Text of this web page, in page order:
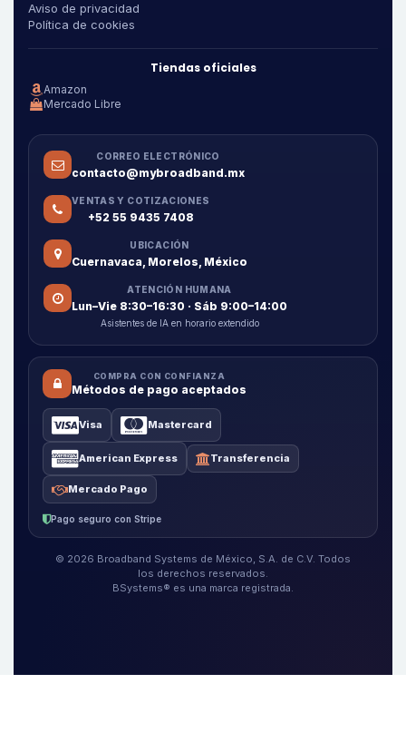
Aviso de privacidad
Política de cookies
Tiendas oficiales
Amazon
Mercado Libre
CORREO ELECTRÓNICO
contacto@mybroadband.mx
VENTAS Y COTIZACIONES
+52 55 9435 7408
UBICACIÓN
Cuernavaca, Morelos, México
ATENCIÓN HUMANA
Lun–Vie 8:30–16:30 · Sáb 9:00–14:00
Asistentes de IA en horario extendido
COMPRA CON CONFIANZA
Métodos de pago aceptados
Visa Mastercard
American Express Transferencia
Mercado Pago
Pago seguro con Stripe
© 2026 Broadband Systems de México, S.A. de C.V. Todos
los derechos reservados.
BSystems® es una marca registrada.